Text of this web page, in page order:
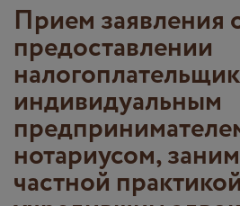
Прием заявления
предоставлении
индивидуальным
нотариусом,
частной